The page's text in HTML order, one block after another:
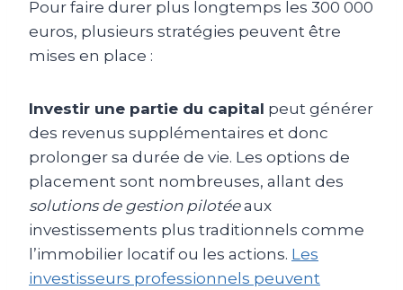
Pour faire durer plus longtemps les 300 000
euros, plusieurs stratégies peuvent être
mises en place :
Investir une partie du capital peut générer
des revenus supplémentaires et donc
prolonger sa durée de vie. Les options de
placement sont nombreuses, allant des
solutions de gestion pilotéeaux
investissements plus traditionnels comme
l’immobilier locatif ou les actions. Les
investisseurs professionnels peuvent